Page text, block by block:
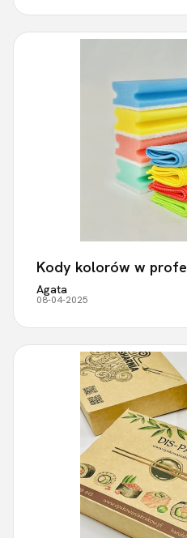
Kody kolorów w
Agata
08-04-2025